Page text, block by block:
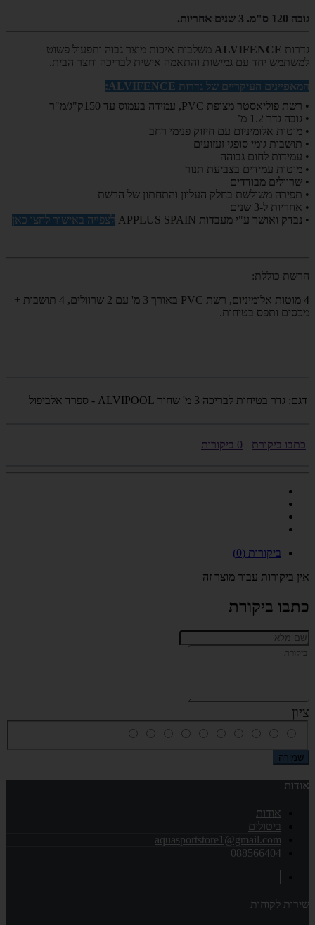
גובה 120 ס"מ. 3 שנים אחריות.
גדרות ALVIFENCE משלבות איכות מוצר גבוה ותפעול פשוט
למשתמש יחד עם גמישות והתאמה אישית לבריכה וחצר הבית.
המאפיינים העיקריים של גדרות ALVIFENCE
:
• רשת פוליאסטר מצופת PVC, עמידה בעמוס עד 150ק"ג/מ"ר
• גובה גדר 1.2 מ’
• מוטות אלומיניום עם חיזוק פנימי רחב
• תושבות גומי סופגי זעזועים
• עמידות לחום גבוהה
• מוטות עמידים בצביעת תנור
• שרוולים מבודדים
• תפירה משולשת בחלק העליון והתחתון של הרשת
• אחריות ל-3 שנים
• נבדק ואושר ע"י מעבדות
APPLUS SPAIN לצפייה באישור לחצו כאן
הרשת כוללת:
4 מוטות אלומיניום, רשת PVC באורך 3 מ' עם 2 שרוולים, 4 תושבות +
מכסים ותפס בטיחות.
דגם: גדר בטיחות לבריכה 3 מ' שחור ALVIPOOL - ספרד אלביפול
כתבו ביקורת | 0 ביקורות
ביקורות (0)
אין ביקורות עבור מוצר זה
כתבו ביקורת
ציון
שמירה
אודות
אודות
ביטולים
aquasportstore1@gmail.com
088566404
שירות לקוחות